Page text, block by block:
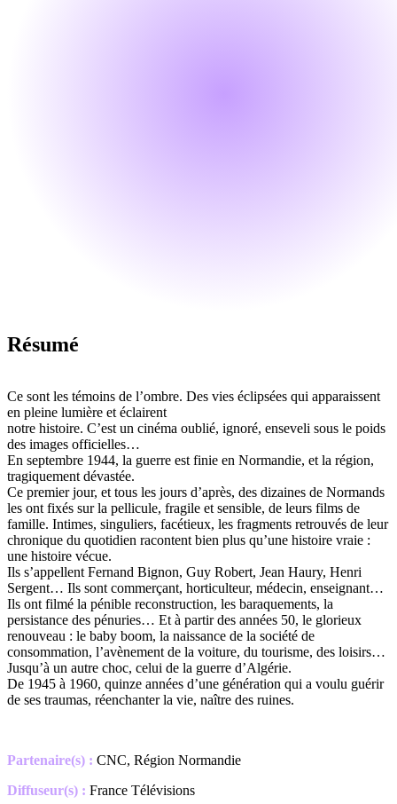
Résumé
Ce sont les témoins de l’ombre. Des vies éclipsées qui apparaissent
en pleine lumière et éclairent
notre histoire. C’est un cinéma oublié, ignoré, enseveli sous le poids
des images officielles…
En septembre 1944, la guerre est finie en Normandie, et la région,
tragiquement dévastée.
Ce premier jour, et tous les jours d’après, des dizaines de Normands
les ont fixés sur la pellicule, fragile et sensible, de leurs films de
famille. Intimes, singuliers, facétieux, les fragments retrouvés de leur
chronique du quotidien racontent bien plus qu’une histoire vraie :
une histoire vécue.
Ils s’appellent Fernand Bignon, Guy Robert, Jean Haury, Henri
Sergent… Ils sont commerçant, horticulteur, médecin, enseignant…
Ils ont filmé la pénible reconstruction, les baraquements, la
persistance des pénuries… Et à partir des années 50, le glorieux
renouveau : le baby boom, la naissance de la société de
consommation, l’avènement de la voiture, du tourisme, des loisirs…
Jusqu’à un autre choc, celui de la guerre d’Algérie.
De 1945 à 1960, quinze années d’une génération qui a voulu guérir
de ses traumas, réenchanter la vie, naître des ruines.
Partenaire(s) : CNC, Région Normandie
Diffuseur(s) : France Télévisions